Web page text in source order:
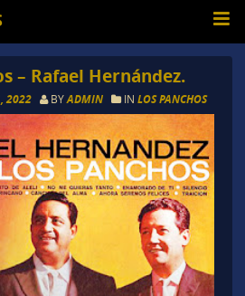
– Rafael Hernández.
2022 BYADMIN IN LOS PANCHOS